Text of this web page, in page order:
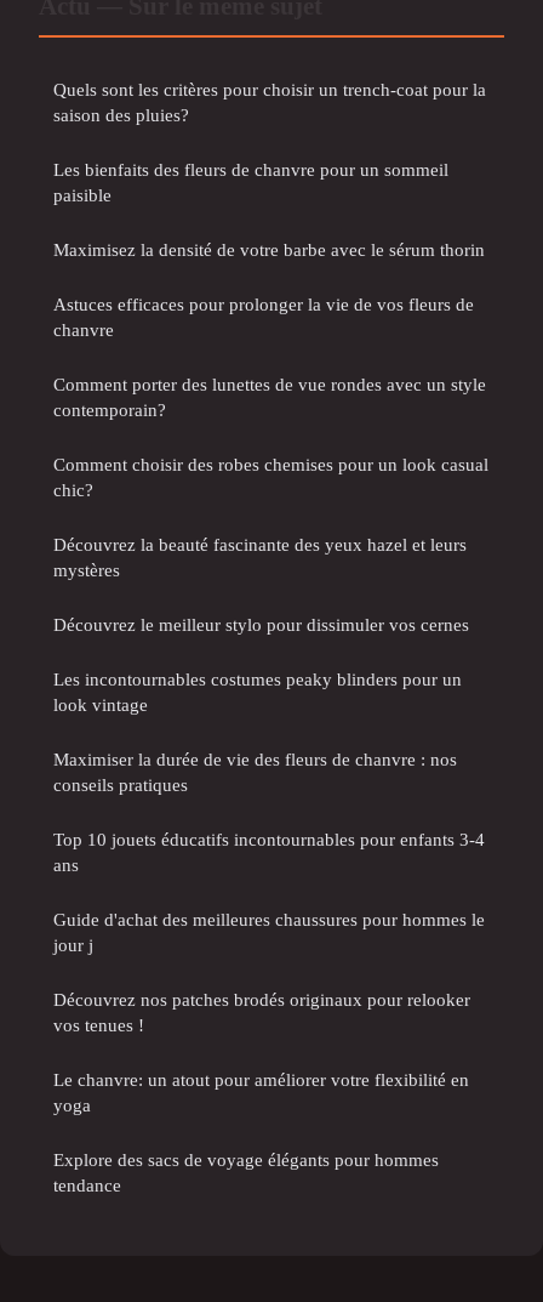
Quels sont les critères pour choisir un trench-coat pour la
saison des pluies?
Les bienfaits des fleurs de chanvre pour un sommeil
paisible
Maximisez la densité de votre barbe avec le sérum thorin
Astuces efficaces pour prolonger la vie de vos fleurs de
chanvre
Comment porter des lunettes de vue rondes avec un style
contemporain?
Comment choisir des robes chemises pour un look casual
chic?
Découvrez la beauté fascinante des yeux hazel et leurs
mystères
Découvrez le meilleur stylo pour dissimuler vos cernes
Les incontournables costumes peaky blinders pour un
look vintage
Maximiser la durée de vie des fleurs de chanvre : nos
conseils pratiques
Top 10 jouets éducatifs incontournables pour enfants 3-4
ans
Guide d'achat des meilleures chaussures pour hommes le
jour j
Découvrez nos patches brodés originaux pour relooker
vos tenues !
Le chanvre: un atout pour améliorer votre flexibilité en
yoga
Explore des sacs de voyage élégants pour hommes
tendance